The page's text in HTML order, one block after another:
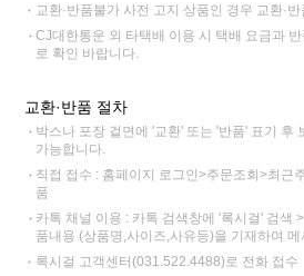
교환·반품불가 사전 고지 상품인 경우 교환·
CJ대한통운 외 타택배 이용 시 택배 요금과
로 확인 바랍니다.
교환·반품 절차
박스나 포장 겉면에 '교환' 또는 '반품' 표기 후
가능합니다.
직접 접수 : 홈페이지 로그인>주문조회>최근
품
카톡 채널 이용 : 카톡 검색창에 '록시걸' 검색
품내용 (상품명,사이즈,사유등)을 기재하여 메
록시걸 고객센터(031.522.4488)로 전화 접수